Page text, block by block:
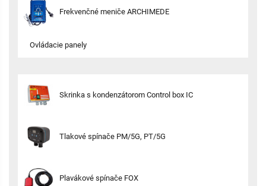
Frekvenčné meniče ARCHIMEDE
Ovládacie panely
Skrinka s kondenzátorom Control box IC
Tlakové spínače PM/5G, PT/5G
Plavákové spínače FOX